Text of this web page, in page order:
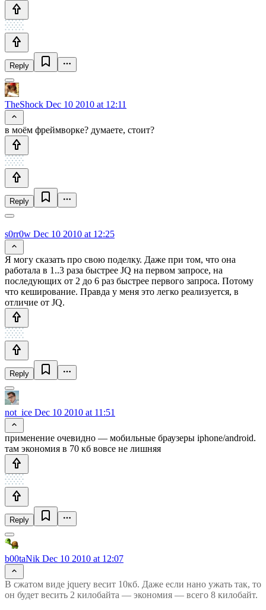
Reply
TheShock Dec 10 2010 at 12:11
в моём фреймворке? думаете, стоит?
Reply
s0rr0w Dec 10 2010 at 12:25
Я могу сказать про свою поделку. Даже при том, что она
работала в 1..3 раза быстрее JQ на первом запросе, на
последующих от 2 до 6 раз быстрее первого запроса. Потому
что кеширование. Правда у меня это легко реализуется, в
отличие от JQ.
Reply
not_ice Dec 10 2010 at 11:51
применение очевидно — мобильные браузеры iphone/android.
там экономия в 70 кб вовсе не лишняя
Reply
b00taNik Dec 10 2010 at 12:07
В сжатом виде jquery весит 10кб. Даже если нано ужать так, то
он будет весить 2 килобайта — экономия — всего 8 килобайт.